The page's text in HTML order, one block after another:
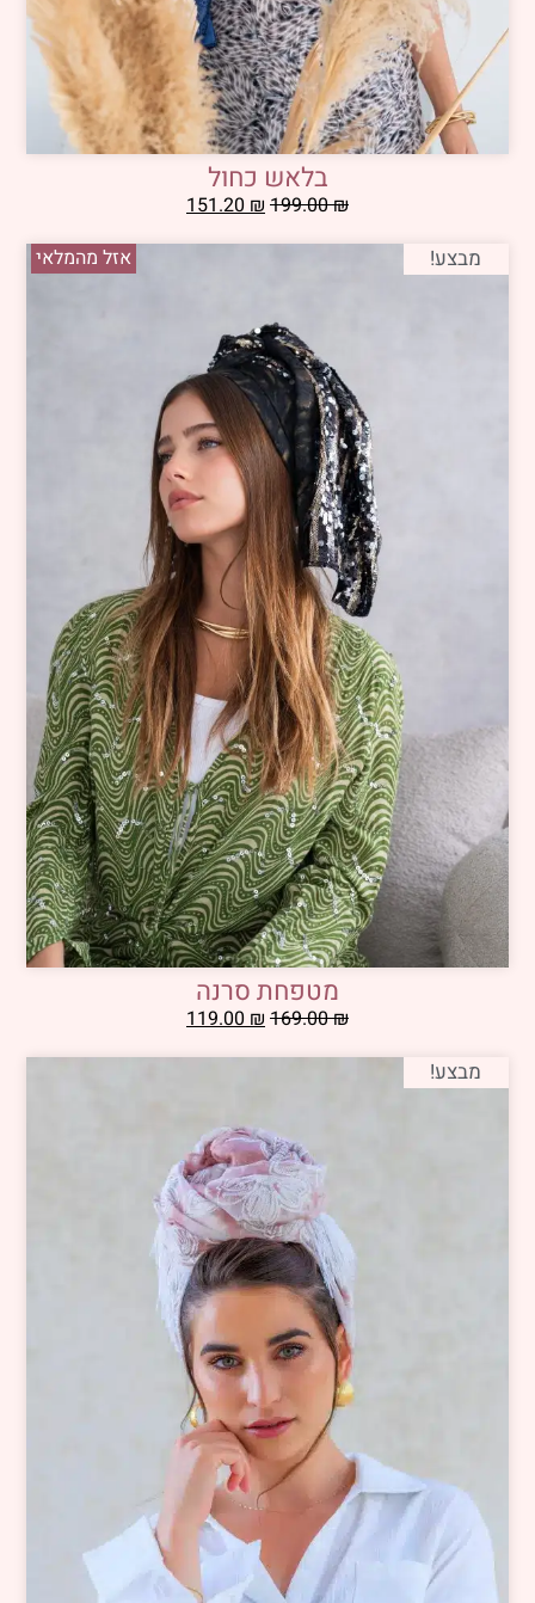
בלאש כחול
199.00₪
151.20 ₪
אזל מהמלאי
מבצע!
מטפחת סרנה
169.00₪
119.00 ₪
מבצע!